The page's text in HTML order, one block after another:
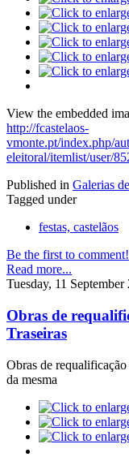
View the embedded
http://fcastelaos-
vmonte.pt/index.php/
eleitoral/itemlist/user/
Published in Galerias
Tagged under
festas, castelãos
Be the first to comment!
Read more...
Tuesday, 11
Obras de
Traseiras
Obras de
da mesma